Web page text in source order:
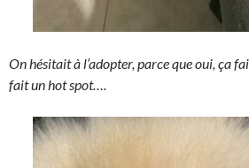
On hésitait à l’adopter, parce que oui, ça
fait un hot spot….